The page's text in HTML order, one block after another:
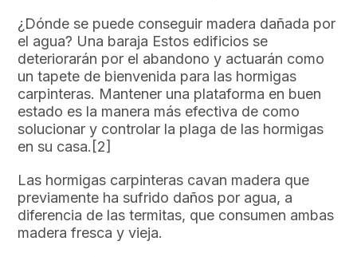
¿Dónde se puede conseguir madera dañada por
el agua? Una baraja Estos edificios se
deteriorarán por el abandono y actuarán como
un tapete de bienvenida para las hormigas
carpinteras. Mantener una plataforma en buen
estado es la manera más efectiva de como
solucionar y controlar la plaga de las hormigas
en su casa.[2]
Las hormigas carpinteras cavan madera que
previamente ha sufrido daños por agua, a
diferencia de las termitas, que consumen ambas
madera fresca y vieja.